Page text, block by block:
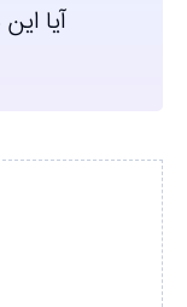
آیا